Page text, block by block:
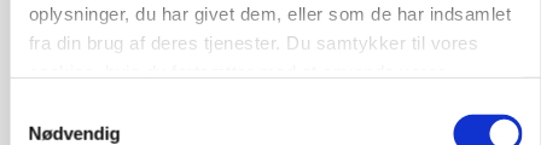
oplysninger, du har givet dem, eller som de har indsamlet
fra din brug af deres tjenester. Du samtykker til vores
Nødvendig
»Nu stopper I«: Landbrugsdebattør og
protestgruppe vil demonstrere mod ny
gødskningslov